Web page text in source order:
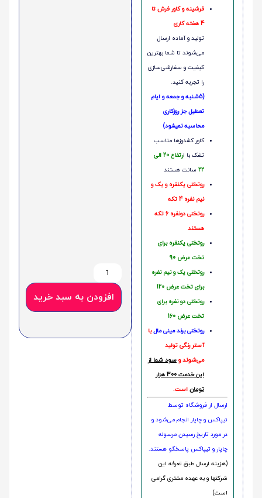
فرشینه و کاور فرش تا
4 هفته کاری
تولید و آماده ارسال
می‌شوند تا شما بهترین
کیفیت و سفارشی‌سازی
را تجربه کنید.
(5شنبه و جمعه و ایام
تعطیل جز روزکاری
محاسبه نمیشود)
کاور کشدوزها مناسب
تشک با ا
رتفاع 20 الی
22 سانت هستند
روتختی یکنفره و یک و
نیم نفره 4 تکه
روتختی دونفره 6 تکه
هستند
روتختی یکنفره برای
تخت عرض 90
روتختی یک و نیم نفره
برای تخت عرض 120
روتختی دو نفره برای
تخت عرض 160
روتختی‌ برند مینی مالبا
آستر رنگی تولید
می‌شوند و سود شما از
این خدمت 300 هزار
تومان است.
ارسال از فروشگاه توسط
تیپاکس و چاپار انجام می‌شود و
در مورد تاریخ رسیدن مرسوله
چاپار و تیپاکس پاسخگو هستند.
(هزینه ارسال طبق تعرفه این
شرکتها و به عهده مشتری گرامی
است)
افزودن به سبد خرید